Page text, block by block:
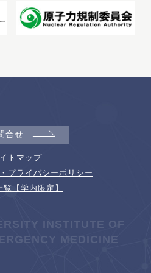
合せ
トマップ
プライバシーポリシー
覧【学内限定】
INSTITUTE OF
MEDICINE